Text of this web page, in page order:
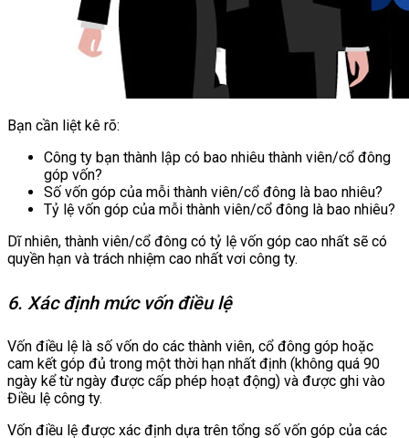
Bạn cần liệt kê rõ:
Công ty bạn thành lập có bao nhiêu thành viên/cổ đông
góp vốn?
Số vốn góp của mỗi thành viên/cổ đông là bao nhiêu?
Tỷ lệ vốn góp của mỗi thành viên/cổ đông là bao nhiêu?
Dĩ nhiên, thành viên/cổ đông có tỷ lệ vốn góp cao nhất sẽ có
quyền hạn và trách nhiệm cao nhất vơi công ty.
6. Xác định mức vốn điều lệ
Vốn điều lệ là số vốn do các thành viên, cổ đông góp hoặc
cam kết góp đủ trong một thời hạn nhất định (không quá 90
ngày kể từ ngày được cấp phép hoạt động) và được ghi vào
Điều lệ công ty.
Vốn điều lệ được xác định dựa trên tổng số vốn góp của các